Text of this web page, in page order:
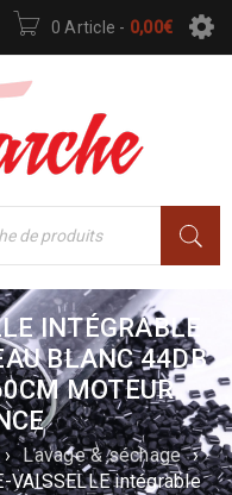
0 Article - 0,00€
INTÉGRABLE
BLANC 44DB
MOTEUR
› Lavage & séchage ›
VAISSELLE intégrable